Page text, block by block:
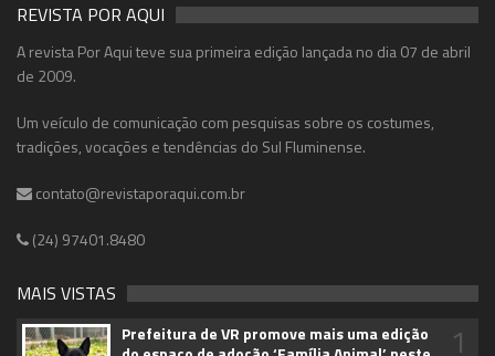
REVISTA POR AQUI
A revista Por Aqui teve sua primeira edição lançada no dia 07 de abril
de 2009.
Um veículo de comunicação com pesquisas sobre os costumes,
tradições, vocações e tendências do Sul Fluminense.
contato@revistaporaqui.com.br
(24) 97401.8480
MAIS VISTAS
Prefeitura de VR promove mais uma edição
1